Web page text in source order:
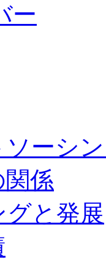
ー
ソーシ
係
グと発展